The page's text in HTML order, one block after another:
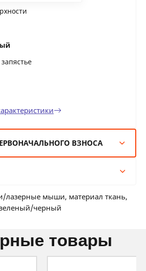
ВЗНОСА
гарантии от
лазерные мыши, материал ткань,
черный
товары